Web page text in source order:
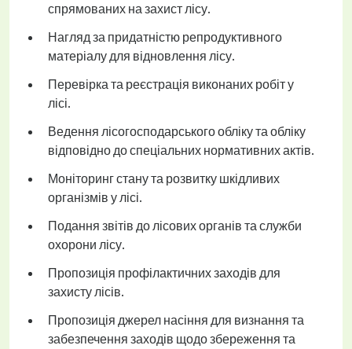
спрямованих на захист лісу.
Нагляд за придатністю репродуктивного
матеріалу для відновлення лісу.
Перевірка та реєстрація виконаних робіт у
лісі.
Ведення лісогосподарського обліку та обліку
відповідно до спеціальних нормативних актів.
Моніторинг стану та розвитку шкідливих
організмів у лісі.
Подання звітів до лісових органів та служби
охорони лісу.
Пропозиція профілактичних заходів для
захисту лісів.
Пропозиція джерел насіння для визнання та
забезпечення заходів щодо збереження та